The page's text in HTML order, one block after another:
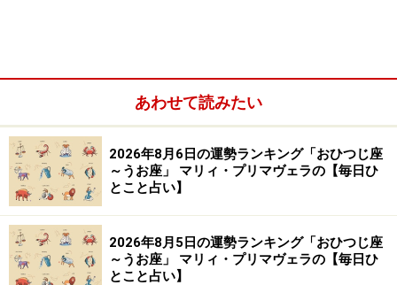
あわせて読みたい
2026年8月6日の運勢ランキング「おひつじ座
～うお座」 マリィ・プリマヴェラの【毎日ひ
とこと占い】
2026年8月5日の運勢ランキング「おひつじ座
～うお座」 マリィ・プリマヴェラの【毎日ひ
とこと占い】